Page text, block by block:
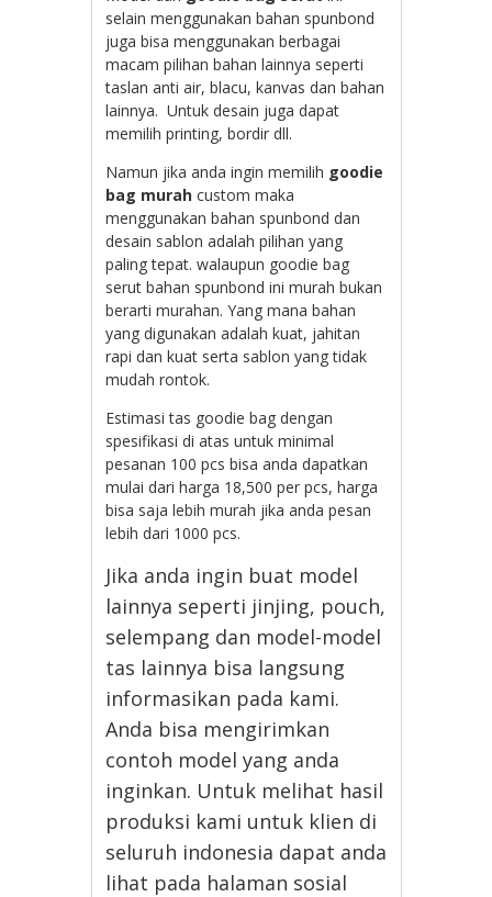
selain menggunakan bahan spunbond
juga bisa menggunakan berbagai
macam pilihan bahan lainnya seperti
taslan anti air, blacu, kanvas dan bahan
lainnya. Untuk desain juga dapat
memilih printing, bordir dll.
Namun jika anda ingin memilih goodie
bag murah custom maka
menggunakan bahan spunbond dan
desain sablon adalah pilihan yang
paling tepat. walaupun goodie bag
serut bahan spunbond ini murah bukan
berarti murahan. Yang mana bahan
yang digunakan adalah kuat, jahitan
rapi dan kuat serta sablon yang tidak
mudah rontok.
Estimasi tas goodie bag dengan
spesifikasi di atas untuk minimal
pesanan 100 pcs bisa anda dapatkan
mulai dari harga 18,500 per pcs, harga
bisa saja lebih murah jika anda pesan
lebih dari 1000 pcs.
Jika anda ingin buat model
lainnya seperti jinjing, pouch,
selempang dan model-model
tas lainnya bisa langsung
informasikan pada kami.
Anda bisa mengirimkan
contoh model yang anda
inginkan. Untuk melihat hasil
produksi kami untuk klien di
seluruh indonesia dapat anda
lihat pada halaman sosial